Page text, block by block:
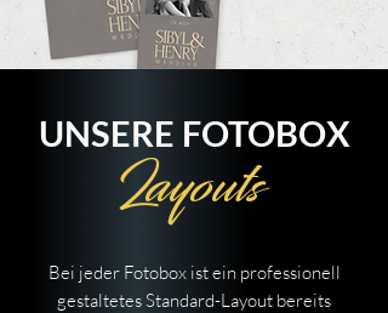
UNSERE FOTOBOX
Layouts
Bei jeder Fotobox ist ein professionell
gestaltetes Standard-Layout bereits